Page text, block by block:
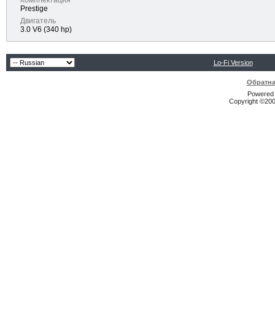
Prestige
Двигатель
3.0 V6 (340 hp)
Lo-Fi Version
Copyright